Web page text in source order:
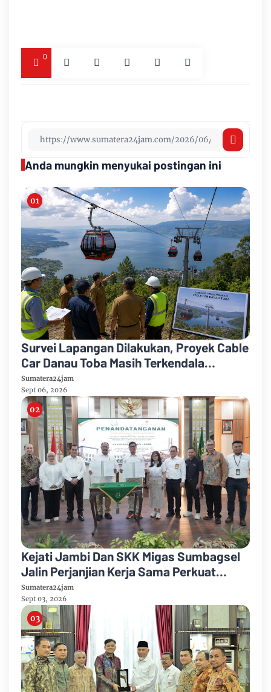
0
Anda mungkin menyukai postingan ini
Survei Lapangan Dilakukan, Proyek Cable
Car Danau Toba Masih Terkendala
Pembebasan BPHTB di Sebagian Lahan
Sumatera24jam
Sept 06, 2026
Kejati Jambi Dan SKK Migas Sumbagsel
Jalin Perjanjian Kerja Sama Perkuat
Kepastian Hukum
Sumatera24jam
Sept 03, 2026